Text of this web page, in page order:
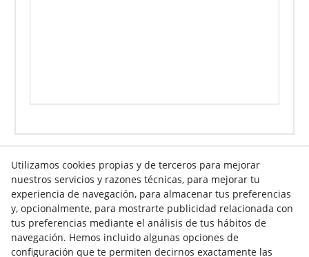
Info venta online
Contacto
Utilizamos cookies propias y de terceros para mejorar
nuestros servicios y razones técnicas, para mejorar tu
experiencia de navegación, para almacenar tus preferencias
y, opcionalmente, para mostrarte publicidad relacionada con
tus preferencias mediante el análisis de tus hábitos de
navegación. Hemos incluido algunas opciones de
configuración que te permiten decirnos exactamente las